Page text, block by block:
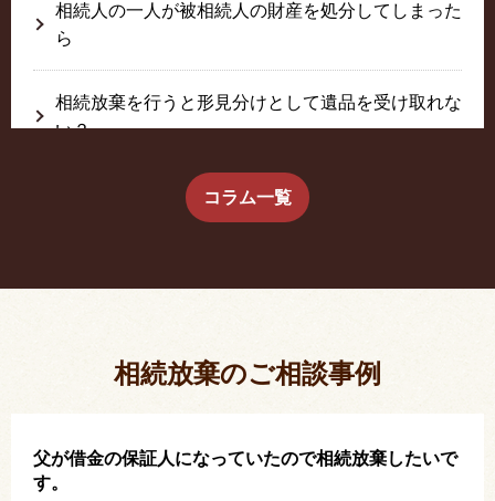
相続人の一人が被相続人の財産を処分してしまった
ら
相続放棄を行うと形見分けとして遺品を受け取れな
い？
生前に相続放棄すると約束した念書は有効か？
コラム一覧
相続放棄のご相談事例
父が借金の保証人になっていたので相続放棄したいで
す。